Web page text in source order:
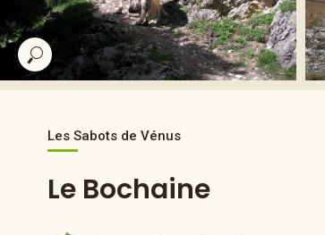
Les Sabots de Vénus
Le Bochaine